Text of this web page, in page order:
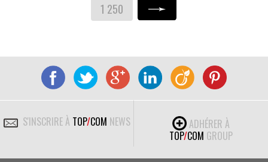
1 250
S'INSCRIRE À TOP/COM NEWS
ADHÉRER À
TOP/COM GROUP